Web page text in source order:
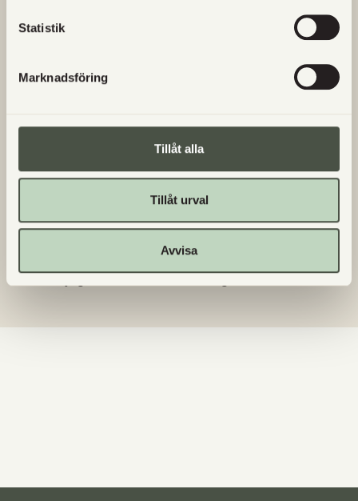
Statistik
Marknadsföring
Tillåt alla
Tillåt urval
Avvisa
Hur betalar jag när jag handlar hos Utgårds?
Vad är lantvete?
Säljs Utgårds egna produkter någon
Vilka bröd är bakade på surdeg?
Får jag ta med hunden till Utgård?